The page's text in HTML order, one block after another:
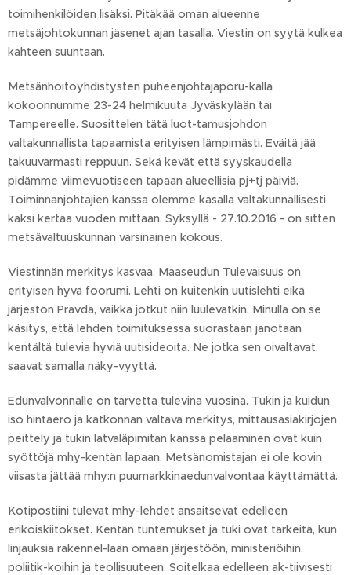
toimihenkilöiden lisäksi. Pitäkää oman alueenne
metsäjohtokunnan jäsenet ajan tasalla. Viestin on syytä kulkea
kahteen suuntaan.
Metsänhoitoyhdistysten puheenjohtajaporu-kalla
kokoonnumme 23-24 helmikuuta Jyväskylään tai
Tampereelle. Suosittelen tätä luot-tamusjohdon
valtakunnallista tapaamista erityisen lämpimästi. Eväitä jää
takuuvarmasti reppuun. Sekä kevät että syyskaudella
pidämme viimevuotiseen tapaan alueellisia pj+tj päiviä.
Toiminnanjohtajien kanssa olemme kasalla valtakunnallisesti
kaksi kertaa vuoden mittaan. Syksyllä - 27.10.2016 - on sitten
metsävaltuuskunnan varsinainen kokous.
Viestinnän merkitys kasvaa. Maaseudun Tulevaisuus on
erityisen hyvä foorumi. Lehti on kuitenkin uutislehti eikä
järjestön Pravda, vaikka jotkut niin luulevatkin. Minulla on se
käsitys, että lehden toimituksessa suorastaan janotaan
kentältä tulevia hyviä uutisideoita. Ne jotka sen oivaltavat,
saavat samalla näky-vyyttä.
Edunvalvonnalle on tarvetta tulevina vuosina. Tukin ja kuidun
iso hintaero ja katkonnan valtava merkitys, mittausasiakirjojen
peittely ja tukin latvaläpimitan kanssa pelaaminen ovat kuin
syöttöjä mhy-kentän lapaan. Metsänomistajan ei ole kovin
viisasta jättää mhy:n puumarkkinaedunvalvontaa käyttämättä.
Kotipostiini tulevat mhy-lehdet ansaitsevat edelleen
erikoiskiitokset. Kentän tuntemukset ja tuki ovat tärkeitä, kun
linjauksia rakennel-laan omaan järjestöön, ministeriöihin,
poliitik-koihin ja teollisuuteen. Soitelkaa edelleen ak-tiivisesti